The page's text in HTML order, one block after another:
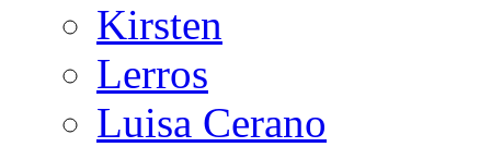
Kirsten
Lerros
Luisa Cerano